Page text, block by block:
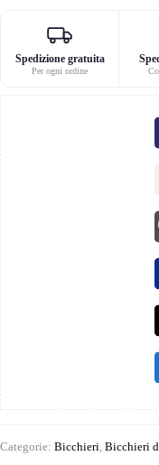
Spedizione gratuita
Per ogni ordine
Categorie: Bicchieri Bicchieri